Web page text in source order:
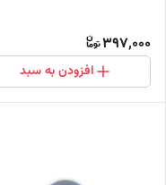
397,000
افزودن به سبد